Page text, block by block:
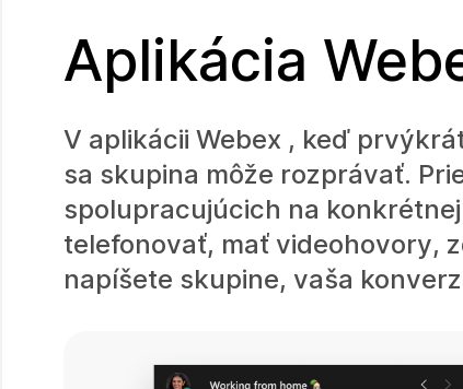
Aplikácia
V aplikácii Webex , keď
sa skupina môže rozprávať.
spolupracujúcich na
telefonovať, mať videohovory,
napíšete skupine, vaša